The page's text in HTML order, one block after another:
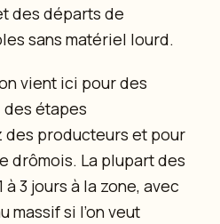
des départs de
sans matériel lourd.
vient ici pour des
étapes
des producteurs et pour
drômois. La plupart des
3 jours à la zone, avec
massif si l’on veut